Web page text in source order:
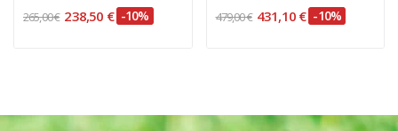
265,00 € 238,50 € -10% 479,00 € 431,10 € -10%